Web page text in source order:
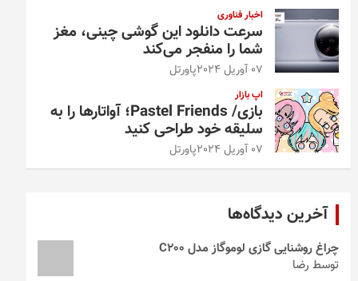
اخبار فناوری
سرعت دانلود این گوشی چینی، مغز
شما را منفجر می‌کند
07 آوریل 2024 پاورتل
اپ بازار
بازی/ Pastel Friends؛ آواتارها را به
سلیقه خود طراحی کنید
07 آوریل 2024 پاورتل
آخرین دیدگاه‌ها
چراغ روشنایی گازی لوموگاز مدل C200
توسط رضا